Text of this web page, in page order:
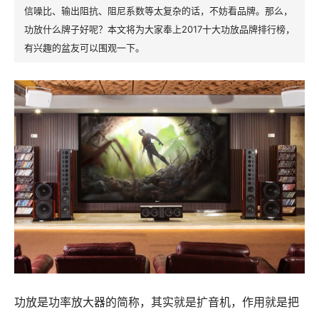
信噪比、输出阻抗、阻尼系数等太复杂的话，不妨看品牌。那么，
功放什么牌子好呢？本文将为大家奉上2017十大功放品牌排行榜，
有兴趣的盆友可以围观一下。
功放是功率放大器的简称，其实就是扩音机，作用就是把